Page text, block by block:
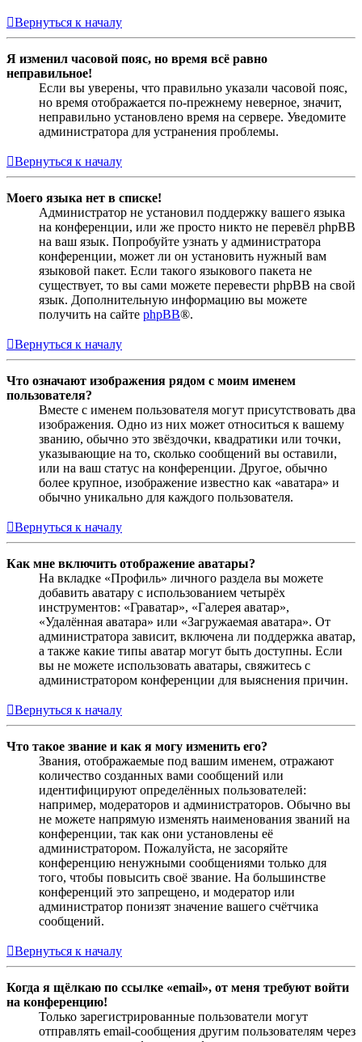
Вернуться к началу
Я изменил часовой пояс, но время всё равно
неправильное!
Если вы уверены, что правильно указали часовой пояс,
но время отображается по-прежнему неверное, значит,
неправильно установлено время на сервере. Уведомите
администратора для устранения проблемы.
Вернуться к началу
Моего языка нет в списке!
Администратор не установил поддержку вашего языка
на конференции, или же просто никто не перевёл phpBB
на ваш язык. Попробуйте узнать у администратора
конференции, может ли он установить нужный вам
языковой пакет. Если такого языкового пакета не
существует, то вы сами можете перевести phpBB на свой
язык. Дополнительную информацию вы можете
получить на сайте phpBB®.
Вернуться к началу
Что означают изображения рядом с моим именем
пользователя?
Вместе с именем пользователя могут присутствовать два
изображения. Одно из них может относиться к вашему
званию, обычно это звёздочки, квадратики или точки,
указывающие на то, сколько сообщений вы оставили,
или на ваш статус на конференции. Другое, обычно
более крупное, изображение известно как «аватара» и
обычно уникально для каждого пользователя.
Вернуться к началу
Как мне включить отображение аватары?
На вкладке «Профиль» личного раздела вы можете
добавить аватару с использованием четырёх
инструментов: «Граватар», «Галерея аватар»,
«Удалённая аватара» или «Загружаемая аватара». От
администратора зависит, включена ли поддержка аватар,
а также какие типы аватар могут быть доступны. Если
вы не можете использовать аватары, свяжитесь с
администратором конференции для выяснения причин.
Вернуться к началу
Что такое звание и как я могу изменить его?
Звания, отображаемые под вашим именем, отражают
количество созданных вами сообщений или
идентифицируют определённых пользователей:
например, модераторов и администраторов. Обычно вы
не можете напрямую изменять наименования званий на
конференции, так как они установлены её
администратором. Пожалуйста, не засоряйте
конференцию ненужными сообщениями только для
того, чтобы повысить своё звание. На большинстве
конференций это запрещено, и модератор или
администратор понизят значение вашего счётчика
сообщений.
Вернуться к началу
Когда я щёлкаю по ссылке «email», от меня требуют войти
на конференцию!
Только зарегистрированные пользователи могут
отправлять email-сообщения другим пользователям через